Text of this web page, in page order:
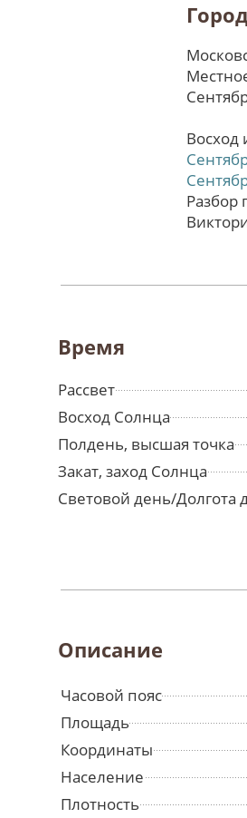
Восход
Разбор
Время
Рассвет
Восход Солнца
Полдень, высшая точка
Закат, заход Солнца
Световой день/Долгота
Описание
Часовой пояс
Площадь
Координаты
Население
Плотность